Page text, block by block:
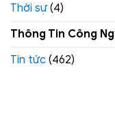
Thời sự (4)
Thông Tin Công
Tin tức (462)